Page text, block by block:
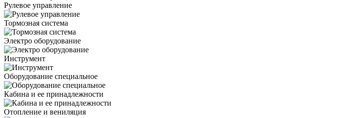
Рулевое управление
Тормозная система
Электро оборудование
Инструмент
Оборудование специальное
Кабина и ее принадлежности
Отопление и вениляция